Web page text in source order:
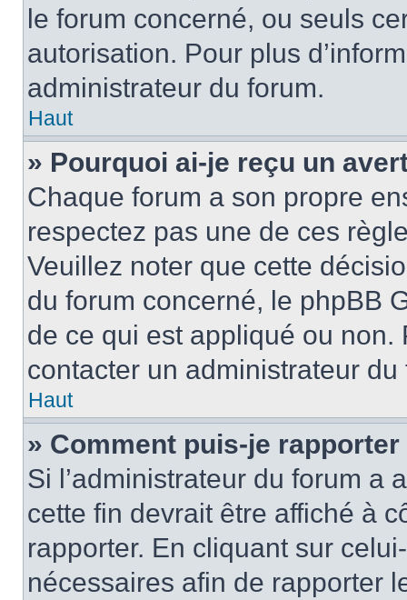
le forum concerné, ou seuls
autorisation. Pour plus
administrateur du forum.
Haut
» Pourquoi ai-je reçu un
Chaque forum a son propre
respectez pas une de ces
Veuillez noter que cette
du forum concerné, le phpBB
de ce qui est appliqué ou non.
contacter un administrateur du
Haut
» Comment puis-je
Si l’administrateur du forum a
cette fin devrait être affiché à
rapporter. En cliquant sur
nécessaires afin de rapporter